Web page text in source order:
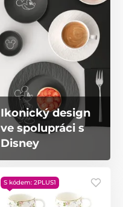
Ikonický design
ve spolupráci s
Disney
S kódem: 2PLUS1